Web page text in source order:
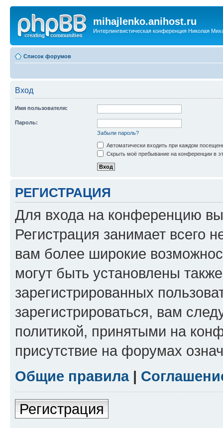
mihajlenko.anihost.ru
Интерлингвистическая конференция Николая
Список форумов
Вход
Имя пользователя:
Пароль:
Забыли пароль?
Автоматически входить при каждом
Скрыть моё пребывание на конференции в
РЕГИСТРАЦИЯ
Для входа на конференцию
Регистрация занимает всего
вам более широкие
могут быть установлены
зарегистрированных
зарегистрироваться, вам
политикой, принятыми на
присутствие на форумах
Общие правила|
Регистрация